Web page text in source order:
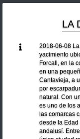
LA
2018-06-08
yacimiento
Forcall, en la
en una
Cantavieja, a
por
natural. Con
es uno de los
las comarcas
desde la
andalusí.